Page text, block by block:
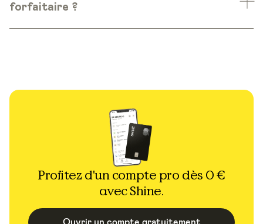
forfaitaire ?
Profitez d'un compte pro dès 0 €
avec Shine.